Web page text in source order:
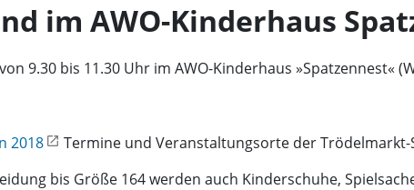
im AWO-Kinderhaus
9.30 bis 11.30 Uhr im AWO-Kinderhaus »Spatzennest«
2018
Termine und Veranstaltungsorte der Trödelmarkt-
bis Größe 164 werden auch Kinderschuhe,